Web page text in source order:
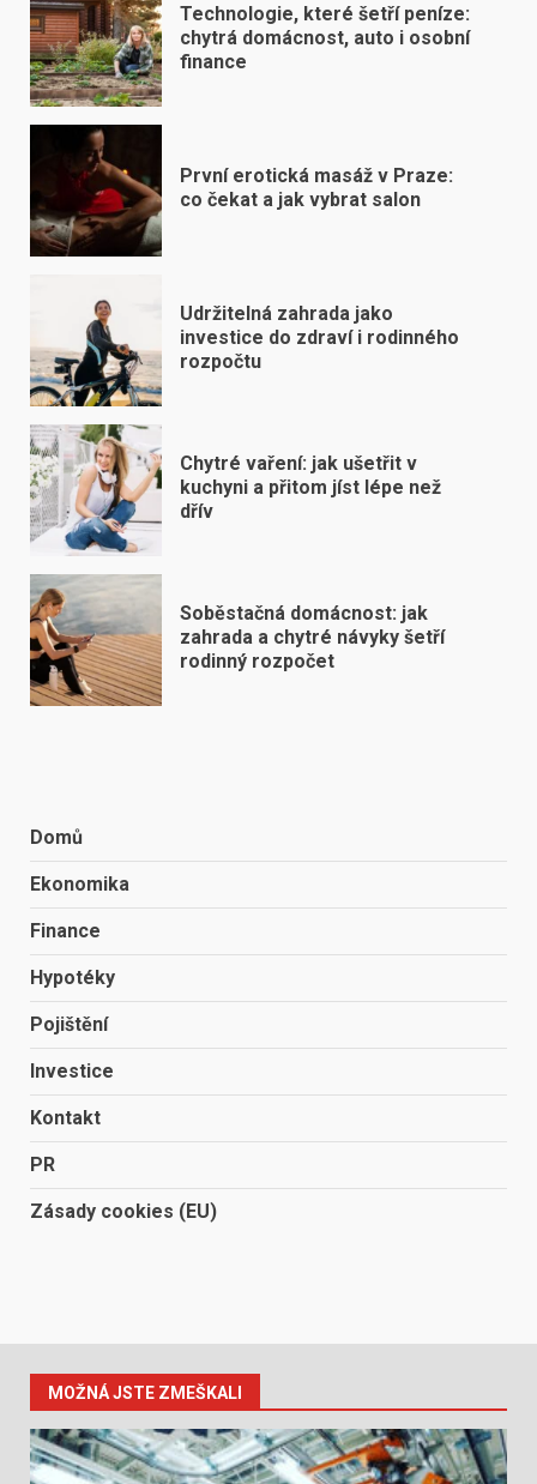
Technologie, které šetří peníze:
chytrá domácnost, auto i osobní
finance
První erotická masáž v Praze:
co čekat a jak vybrat salon
Udržitelná zahrada jako
investice do zdraví i rodinného
rozpočtu
Chytré vaření: jak ušetřit v
kuchyni a přitom jíst lépe než
dřív
Soběstačná domácnost: jak
zahrada a chytré návyky šetří
rodinný rozpočet
Domů
Ekonomika
Finance
Hypotéky
Pojištění
Investice
Kontakt
PR
Zásady cookies (EU)
MOŽNÁ JSTE ZMEŠKALI